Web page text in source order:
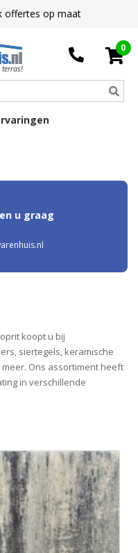
offertes op maat
terras!
0
u graag
koopt u bij
siertegels, keramische
Ons assortiment heeft
in verschillende